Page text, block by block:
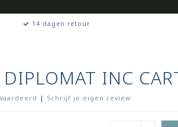
14 dagen retour
INC
| Schrijf je eigen review